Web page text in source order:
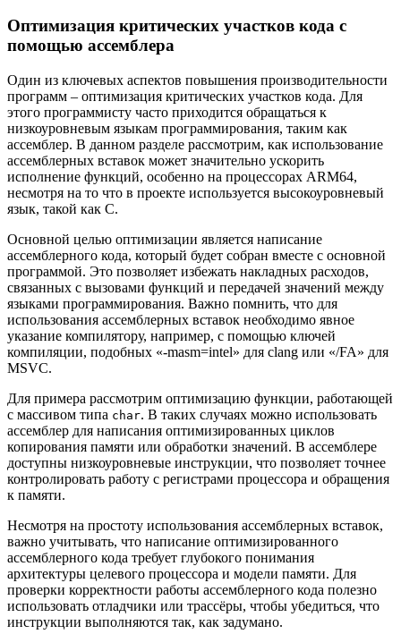
Оптимизация критических участков кода с
помощью ассемблера
Один из ключевых аспектов повышения производительности
программ – оптимизация критических участков кода. Для
этого программисту часто приходится обращаться к
низкоуровневым языкам программирования, таким как
ассемблер. В данном разделе рассмотрим, как использование
ассемблерных вставок может значительно ускорить
исполнение функций, особенно на процессорах ARM64,
несмотря на то что в проекте используется высокоуровневый
язык, такой как C.
Основной целью оптимизации является написание
ассемблерного кода, который будет собран вместе с основной
программой. Это позволяет избежать накладных расходов,
связанных с вызовами функций и передачей значений между
языками программирования. Важно помнить, что для
использования ассемблерных вставок необходимо явное
указание компилятору, например, с помощью ключей
компиляции, подобных «-masm=intel» для clang или «/FA» для
MSVC.
Для примера рассмотрим оптимизацию функции, работающей
с массивом типа char. В таких случаях можно использовать
ассемблер для написания оптимизированных циклов
копирования памяти или обработки значений. В ассемблере
доступны низкоуровневые инструкции, что позволяет точнее
контролировать работу с регистрами процессора и обращения
к памяти.
Несмотря на простоту использования ассемблерных вставок,
важно учитывать, что написание оптимизированного
ассемблерного кода требует глубокого понимания
архитектуры целевого процессора и модели памяти. Для
проверки корректности работы ассемблерного кода полезно
использовать отладчики или трассёры, чтобы убедиться, что
инструкции выполняются так, как задумано.